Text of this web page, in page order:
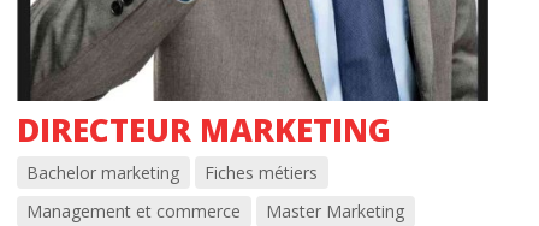
DIRECTEUR MARKETING
Bachelor marketing
Fiches métiers
Management et commerce
Master Marketing
Reconnaissance par l’Etat
choisir une école de commerce
Special BTS Montpellier
Postes à pourvoir en alternance